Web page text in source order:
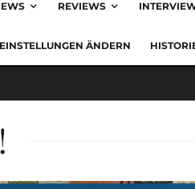
REVIEWS
ÄNDERN